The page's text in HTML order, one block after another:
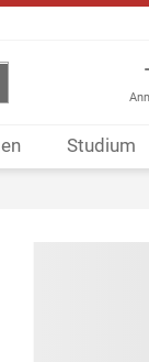
Studium